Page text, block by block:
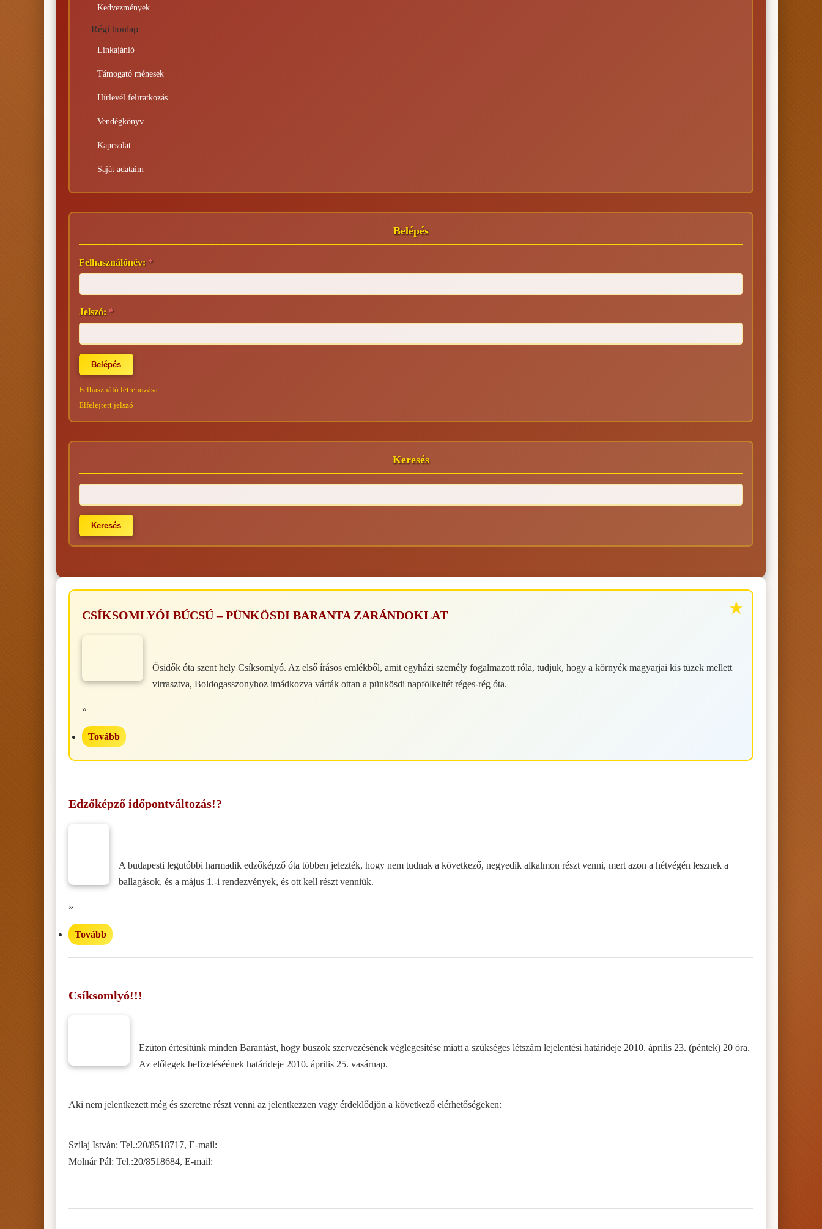
Kedvezmények
Régi honlap
Linkajánló
Támogató ménesek
Hírlevél feliratkozás
Vendégkönyv
Kapcsolat
Saját adataim
Belépés
Felhasználónév: *
Jelszó: *
Felhasználó létrehozása
Elfelejtett jelszó
Keresés
CSÍKSOMLYÓI BÚCSÚ – PÜNKÖSDI BARANTA ZARÁNDOKLAT
Ősidők óta szent hely Csíksomlyó. Az első írásos emlékből, amit egyházi személy fogalmazott róla, tudjuk, hogy a környék magyarjai kis tüzek mellett
virrasztva, Boldogasszonyhoz imádkozva várták ottan a pünkösdi napfölkeltét réges-rég óta.
»
Tovább
Edzőképző időpontváltozás!?
A budapesti legutóbbi harmadik edzőképző óta többen jelezték, hogy nem tudnak a következő, negyedik alkalmon részt venni, mert azon a hétvégén lesznek a
ballagások, és a május 1.-i rendezvények, és ott kell részt venniük.
»
Tovább
Csíksomlyó!!!
Ezúton értesítünk minden Barantást, hogy buszok szervezésének véglegesítése miatt a szükséges létszám lejelentési határideje 2010. április 23. (péntek) 20 óra.
Az előlegek befizetéséének határideje 2010. április 25. vasárnap.
Aki nem jelentkezett még és szeretne részt venni az jelentkezzen vagy érdeklődjön a következő elérhetőségeken:
Szilaj István: Tel.:20/8518717, E-mail:
Molnár Pál: Tel.:20/8518684, E-mail: